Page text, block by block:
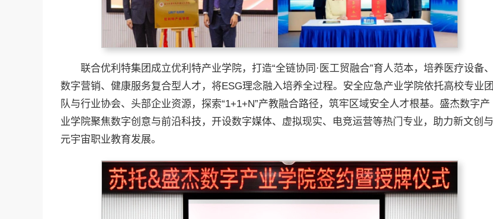
联合优利特集团成立优利特产业学院，打造“全链协同·医工贸融合”育人范本，培养医疗设备、
数字营销、健康服务复合型人才，将ESG理念融入培养全过程。安全应急产业学院依托高校专业团
队与行业协会、头部企业资源，探索“1+1+N”产教融合路径，筑牢区域安全人才根基。盛杰数字产
业学院聚焦数字创意与前沿科技，开设数字媒体、虚拟现实、电竞运营等热门专业，助力新文创与
元宇宙职业教育发展。